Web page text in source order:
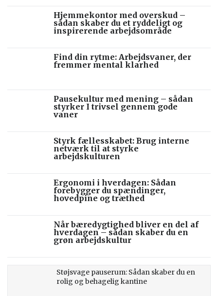
Hjemmekontor med overskud –
sådan skaber du et ryddeligt og
inspirerende arbejdsområde
Find din rytme: Arbejdsvaner, der
fremmer mental klarhed
Pausekultur med mening – sådan
styrker I trivsel gennem gode
vaner
Styrk fællesskabet: Brug interne
netværk til at styrke
arbejdskulturen
Ergonomi i hverdagen: Sådan
forebygger du spændinger,
hovedpine og træthed
Når bæredygtighed bliver en del af
hverdagen – sådan skaber du en
grøn arbejdskultur
Støjsvage pauserum: Sådan skaber du en
rolig og behagelig kantine